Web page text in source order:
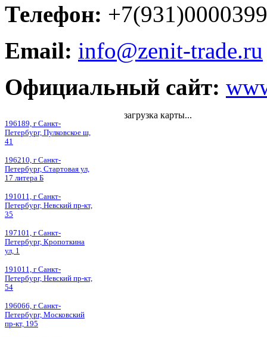
Телефон: +7(931)0000399
Email: info@zenit-trade.ru
Официальный сайт:
196189, г Санкт-
Петербург, Пулковское ш,
41
196210, г Санкт-
Петербург, Стартовая ул,
17 литера Б
191011, г Санкт-
Петербург, Невский пр-кт,
35
197101, г Санкт-
Петербург, Кропоткина
ул, 1
191011, г Санкт-
Петербург, Невский пр-кт,
54
196066, г Санкт-
Петербург, Московский
пр-кт, 195
загрузка карты...